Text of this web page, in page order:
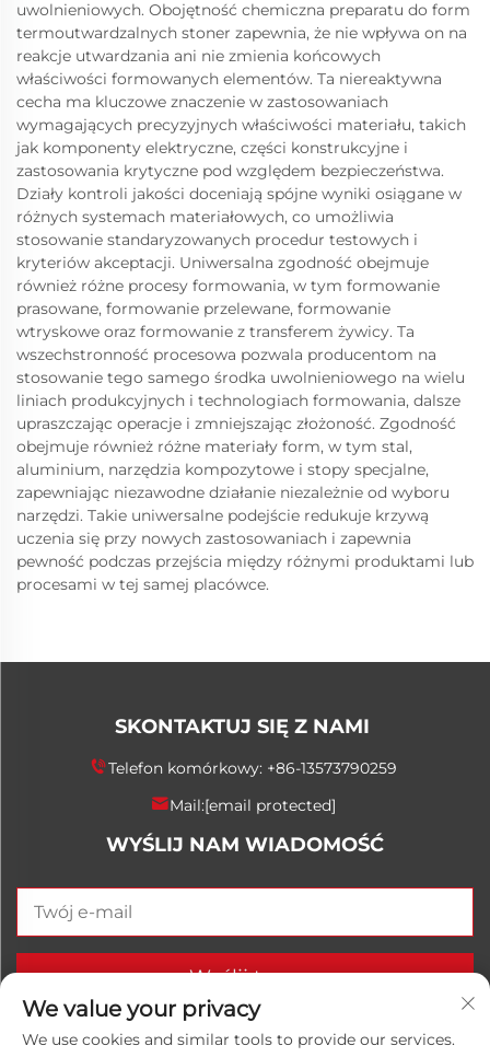
uwolnieniowych. Obojętność chemiczna preparatu do form
termoutwardzalnych stoner zapewnia, że nie wpływa on na
reakcje utwardzania ani nie zmienia końcowych
właściwości formowanych elementów. Ta niereaktywna
cecha ma kluczowe znaczenie w zastosowaniach
wymagających precyzyjnych właściwości materiału, takich
jak komponenty elektryczne, części konstrukcyjne i
zastosowania krytyczne pod względem bezpieczeństwa.
Działy kontroli jakości doceniają spójne wyniki osiągane w
różnych systemach materiałowych, co umożliwia
stosowanie standaryzowanych procedur testowych i
kryteriów akceptacji. Uniwersalna zgodność obejmuje
również różne procesy formowania, w tym formowanie
prasowane, formowanie przelewane, formowanie
wtryskowe oraz formowanie z transferem żywicy. Ta
wszechstronność procesowa pozwala producentom na
stosowanie tego samego środka uwolnieniowego na wielu
liniach produkcyjnych i technologiach formowania, dalsze
upraszczając operacje i zmniejszając złożoność. Zgodność
obejmuje również różne materiały form, w tym stal,
aluminium, narzędzia kompozytowe i stopy specjalne,
zapewniając niezawodne działanie niezależnie od wyboru
narzędzi. Takie uniwersalne podejście redukuje krzywą
uczenia się przy nowych zastosowaniach i zapewnia
pewność podczas przejścia między różnymi produktami lub
procesami w tej samej placówce.
SKONTAKTUJ SIĘ Z NAMI
Telefon komórkowy: +86-13573790259
Mail:[email protected]
WYŚLIJ NAM WIADOMOŚĆ
Wyślij teraz
We value your privacy
We use cookies and similar tools to provide our services.